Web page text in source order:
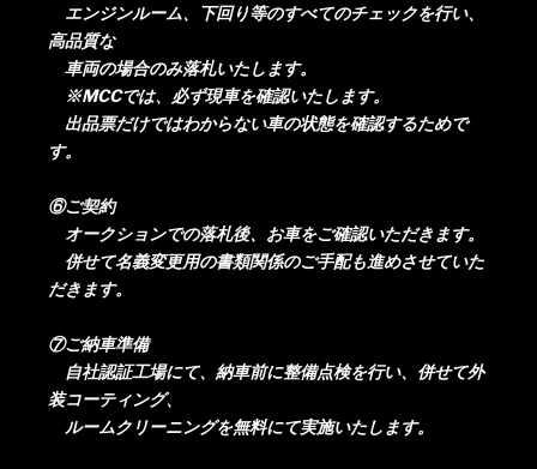
エンジンルーム、下回り等のすべてのチェックを行い、
高品質な
車両の場合のみ落札いたします。
※MCCでは、必ず現車を確認いたします。
出品票だけではわからない車の状態を確認するためで
す。
⑥ご契約
オークションでの落札後、お車をご確認いただきます。
併せて名義変更用の書類関係のご手配も進めさせていた
だきます。
⑦ご納車準備
自社認証工場にて、納車前に整備点検を行い、併せて外
装コーティング、
ルームクリーニングを無料にて実施いたします。